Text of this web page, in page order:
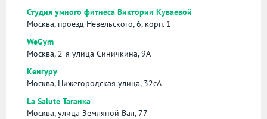
Студия умного фитнеса Виктории Куваевой
Москва, проезд Невельского, 6, корп. 1
WeGym
Москва, 2-я улица Синичкина, 9А
Кенгуру
Москва, Нижегородская улица, 32сА
La Salute Таганка
Москва, улица Земляной Вал, 77